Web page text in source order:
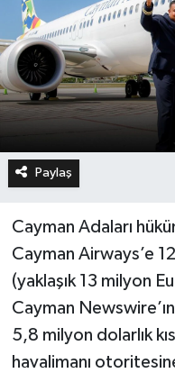
Paylaş
Cayman Adaları
Cayman Airways’e
(yaklaşık 13 milyon
Cayman
5,8 milyon dolarlık
havalimanı